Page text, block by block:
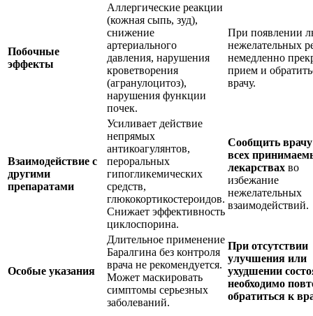
Побочные
эффекты
Аллергические реакции
(кожная сыпь, зуд),
снижение
артериального
давления, нарушения
кроветворения
(агранулоцитоз),
нарушения функции
почек.
При появлении
нежелательных
немедленно
прием и
врачу.
Взаимодействие с
другими
препаратами
Усиливает действие
непрямых
антикоагулянтов,
пероральных
гипогликемических
средств,
глюкокортикостероидов.
Снижает эффективность
циклоспорина.
Сообщить врачу
всех
лекарствах во
избежание
нежелательных
взаимодействий.
Особые указания
Длительное применение
Баралгина без контроля
врача не рекомендуется.
Может маскировать
симптомы серьезных
заболеваний.
При отсутствии
улучшения или
ухудшении
необходимо
обратиться к